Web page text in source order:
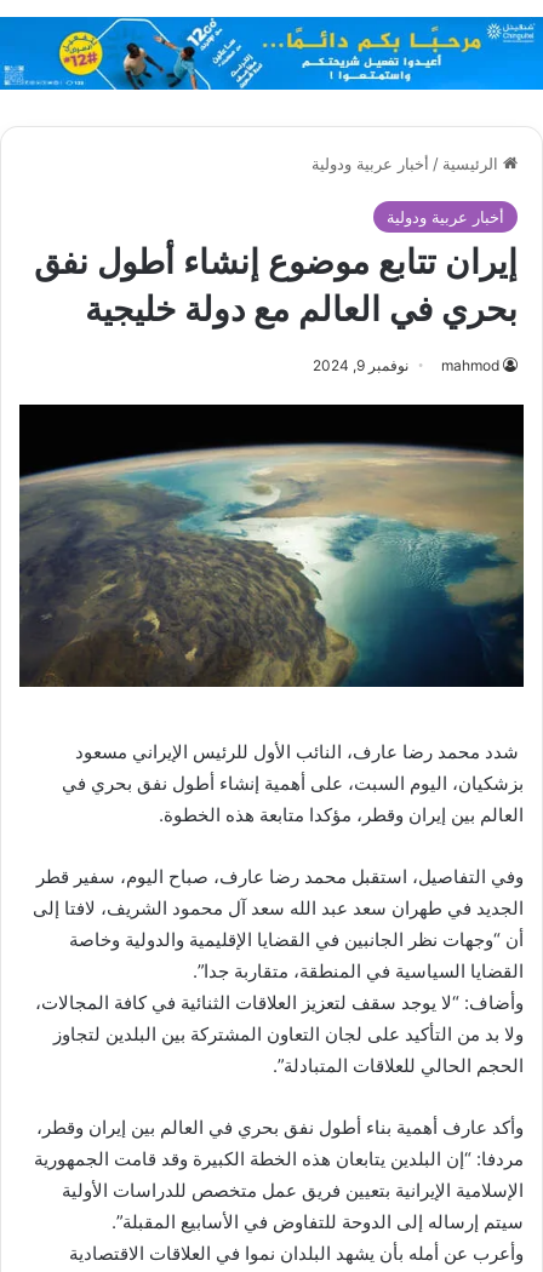
الرئيسية / أخبار عربية ودولية
أخبار عربية ودولية
إيران تتابع موضوع إنشاء أطول نفق
بحري في العالم مع دولة خليجية
mahmod نوفمبر 9, 2024
شدد محمد رضا عارف، النائب الأول للرئيس الإيراني مسعود
بزشكيان، اليوم السبت، على أهمية إنشاء أطول نفق بحري في
العالم بين إيران وقطر، مؤكدا متابعة هذه الخطوة.
وفي التفاصيل، استقبل محمد رضا عارف، صباح اليوم، سفير قطر
الجديد في طهران سعد عبد الله سعد آل محمود الشريف، لافتا إلى
أن “وجهات نظر الجانبين في القضايا الإقليمية والدولية وخاصة
القضايا السياسية في المنطقة، متقاربة جدا”.
وأضاف: “لا يوجد سقف لتعزيز العلاقات الثنائية في كافة المجالات،
ولا بد من التأكيد على لجان التعاون المشتركة بين البلدين لتجاوز
الحجم الحالي للعلاقات المتبادلة”.
وأكد عارف أهمية بناء أطول نفق بحري في العالم بين إيران وقطر،
مردفا: “إن البلدين يتابعان هذه الخطة الكبيرة وقد قامت الجمهورية
الإسلامية الإيرانية بتعيين فريق عمل متخصص للدراسات الأولية
سيتم إرساله إلى الدوحة للتفاوض في الأسابيع المقبلة”.
وأعرب عن أمله بأن يشهد البلدان نموا في العلاقات الاقتصادية